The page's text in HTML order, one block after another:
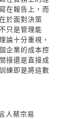
在報告上，而
於面對決策
只是管理能
論十分重視，
企業的成本控
接還是直接成
練即是將這數
人蔡宗易